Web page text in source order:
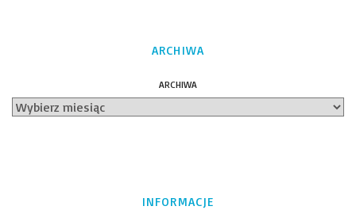
ARCHIWA
ARCHIWA
INFORMACJE